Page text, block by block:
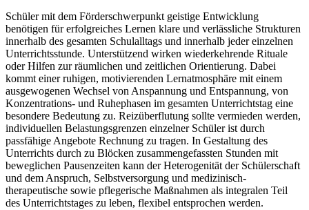
Schüler mit dem Förderschwerpunkt geistige Entwicklung
benötigen für erfolgreiches Lernen klare und verlässliche Strukturen
innerhalb des gesamten Schulalltags und innerhalb jeder einzelnen
Unterrichtsstunde. Unterstützend wirken wiederkehrende Rituale
oder Hilfen zur räumlichen und zeitlichen Orientierung. Dabei
kommt einer ruhigen, motivierenden Lernatmosphäre mit einem
ausgewogenen Wechsel von Anspannung und Entspannung, von
Konzentrations- und Ruhephasen im gesamten Unterrichtstag eine
besondere Bedeutung zu. Reizüberflutung sollte vermieden werden,
individuellen Belastungsgrenzen einzelner Schüler ist durch
passfähige Angebote Rechnung zu tragen. In Gestaltung des
Unterrichts durch zu Blöcken zusammengefassten Stunden mit
beweglichen Pausenzeiten kann der Heterogenität der Schülerschaft
und dem Anspruch, Selbstversorgung und medizinisch-
therapeutische sowie pflegerische Maßnahmen als integralen Teil
des Unterrichtstages zu leben, flexibel entsprochen werden.